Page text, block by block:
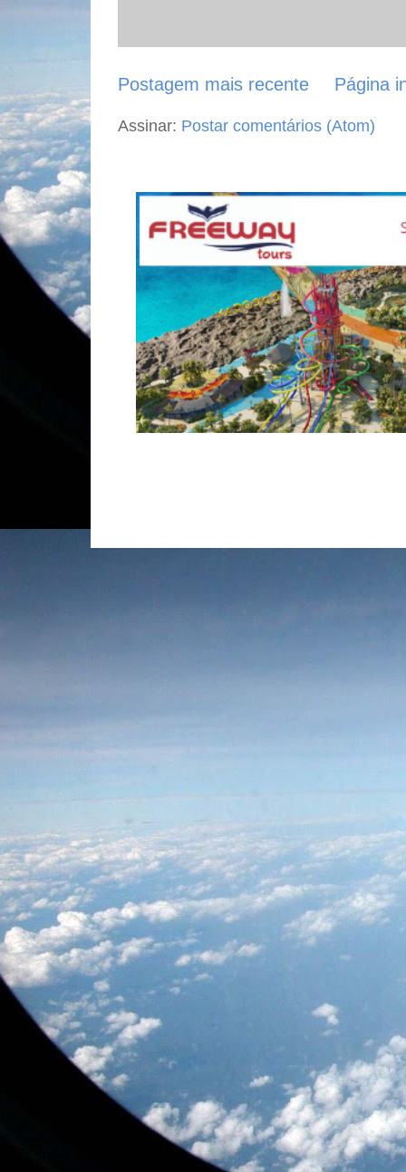
Postagem mais recente Página
Assinar: Postar comentários (Atom)